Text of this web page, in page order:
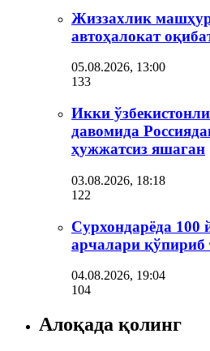
Жиззахлик
автоҳалокат
05.08.2026, 13:00
133
Икки
давомида
ҳужжатсиз яшаган
03.08.2026, 18:18
122
Сурхондарёда
арчалари
04.08.2026, 19:04
104
Алоқада қолинг